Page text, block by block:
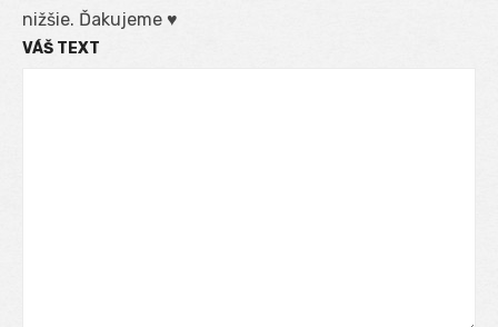
nižšie. Ďakujeme ♥
VÁŠ TEXT